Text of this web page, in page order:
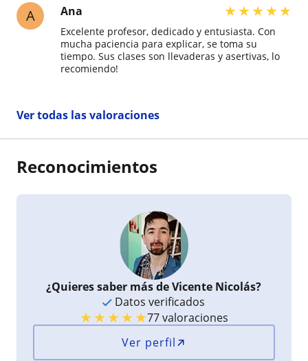
por la materia es contagiosa, logrando despertar
el interés científico en los estudiantes. Es, sin
duda, un docente que marca una diferencia
positiva en el aprendizaje. Muy recomendable.
A Ana ★★★★★
Excelente profesor, dedicado y entusiasta. Con
mucha paciencia para explicar, se toma su
tiempo. Sus clases son llevaderas y asertivas, lo
recomiendo!
Ver todas las valoraciones
Reconocimientos
¿Quieres saber más de Vicente Nicolás?
Datos verificados
★★★★★77 valoraciones
Ver perfil